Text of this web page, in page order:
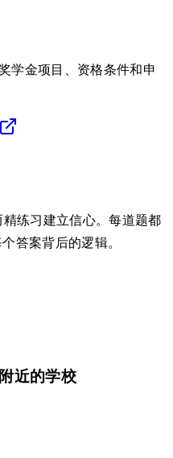
学金项目、资格条件和申
练习建立信心。每道题都
答案背后的逻辑。
近的学校